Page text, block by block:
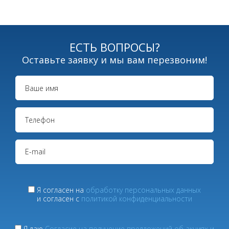
ЕСТЬ ВОПРОСЫ?
Оставьте заявку и мы вам перезвоним!
Я согласен на обработку персональных данных
и согласен с политикой конфиденциальности